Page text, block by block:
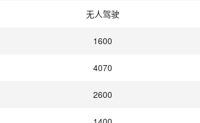
无人驾驶
1600
4070
2600